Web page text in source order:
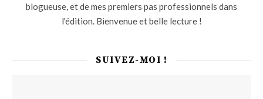
blogueuse, et de mes premiers pas professionnels dans
l'édition. Bienvenue et belle lecture !
SUIVEZ-MOI !